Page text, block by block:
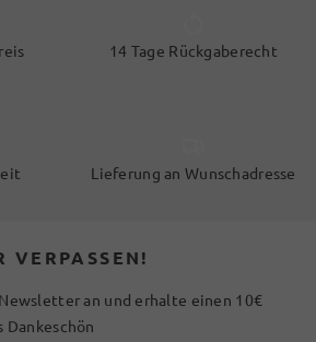
14 Tage Rückgaberecht
Lieferung an Wunschadresse
VERPASSEN!
an und erhalte einen 10€
Dankeschön